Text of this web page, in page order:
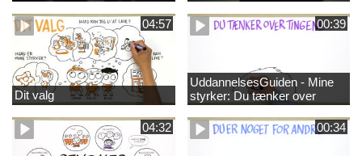
04:57
Dit valg
00:39
UddannelsesGuiden - Mine
styrker: Du tænker over
tingene
04:32
00:34